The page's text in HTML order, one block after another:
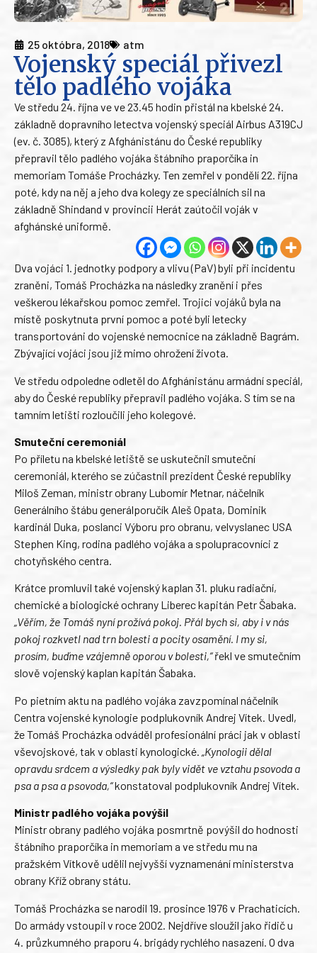
25 októbra, 2018 atm
Vojenský speciál přivezl
tělo padlého vojáka
Ve středu 24. října ve ve 23.45 hodin přistál na kbelské 24.
základně dopravního letectva vojenský speciál Airbus A319CJ
(ev. č. 3085), který z Afghánistánu do České republiky
přepravil tělo padlého vojáka štábního praporčíka in
memoriam Tomáše Procházky. Ten zemřel v pondělí 22. října
poté, kdy na něj a jeho dva kolegy ze speciálních sil na
základně Shindand v provincii Herát zaútočil voják v
afghánské uniformě.
Dva vojáci 1. jednotky podpory a vlivu (PaV) byli při incidentu
zraněni, Tomáš Procházka na následky zranění i přes
veškerou lékařskou pomoc zemřel. Trojici vojáků byla na
místě poskytnuta první pomoc a poté byli letecky
transportováni do vojenské nemocnice na základně Bagrám.
Zbývající vojáci jsou již mimo ohrožení života.
Ve středu odpoledne odletěl do Afghánistánu armádní speciál,
aby do České republiky přepravil padlého vojáka. S tím se na
tamním letišti rozloučili jeho kolegové.
Smuteční ceremoniál
Po příletu na kbelské letiště se uskutečnil smuteční
ceremoniál, kterého se zúčastnil prezident České republiky
Miloš Zeman, ministr obrany Lubomír Metnar, náčelník
Generálního štábu generálporučík Aleš Opata, Dominik
kardinál Duka, poslanci Výboru pro obranu, velvyslanec USA
Stephen King, rodina padlého vojáka a spolupracovníci z
chotyňského centra.
Krátce promluvil také vojenský kaplan 31. pluku radiační,
chemické a biologické ochrany Liberec kapitán Petr Šabaka.
„Věřím, že Tomáš nyní prožívá pokoj. Přál bych si, aby i v nás
pokoj rozkvetl nad trn bolesti a pocity osamění. I my si,
prosím, buďme vzájemně oporou v bolesti,“řekl ve smutečním
slově vojenský kaplan kapitán Šabaka.
Po pietním aktu na padlého vojáka zavzpomínal náčelník
Centra vojenské kynologie podplukovník Andrej Vítek. Uvedl,
že Tomáš Procházka odváděl profesionální práci jak v oblasti
vševojskové, tak v oblasti kynologické.
„Kynologii dělal
opravdu srdcem a výsledky pak byly vidět ve vztahu psovoda a
psa a psa a psovoda,“konstatoval podplukovník Andrej Vítek.
Ministr padlého vojáka povýšil
Ministr obrany padlého vojáka posmrtně povýšil do hodnosti
štábního praporčíka in memoriam a ve středu mu na
pražském Vítkově udělil nejvyšší vyznamenání ministerstva
obrany Kříž obrany státu.
Tomáš Procházka se narodil 19. prosince 1976 v Prachaticích.
Do armády vstoupil v roce 2002. Nejdříve sloužil jako řidič u
4. průzkumného praporu 4. brigády rychlého nasazení. O dva